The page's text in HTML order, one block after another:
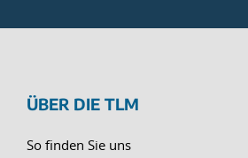
ÜBER DIE TLM
So finden Sie uns